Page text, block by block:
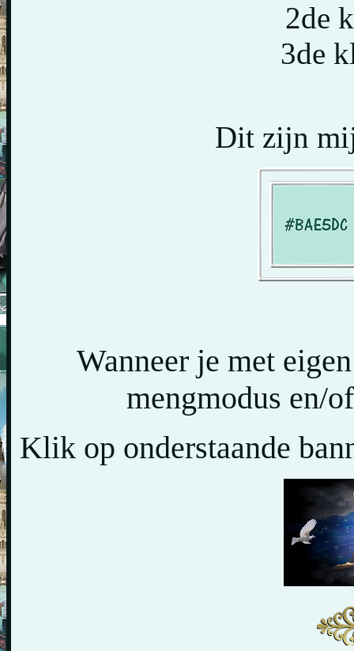
2de
3de
Dit zijn
Wanneer je met
mengmodus en/
Klik op onderstaande